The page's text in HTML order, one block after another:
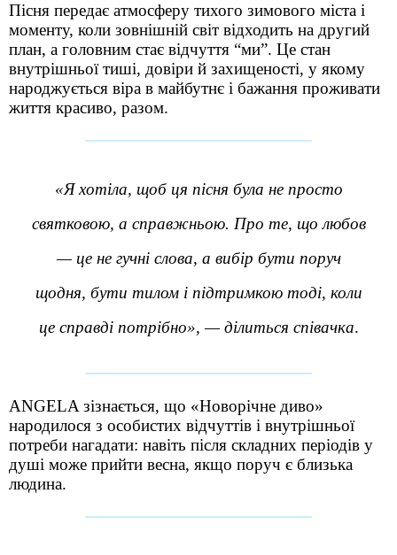
Пісня передає атмосферу тихого зимового міста і
моменту, коли зовнішній світ відходить на другий
план, а головним стає відчуття “ми”. Це стан
внутрішньої тиші, довіри й захищеності, у якому
народжується віра в майбутнє і бажання проживати
життя красиво, разом.
«Я хотіла, щоб ця пісня була не просто
святковою, а справжньою. Про те, що любов
— це не гучні слова, а вибір бути поруч
щодня, бути тилом і підтримкою тоді, коли
це справді потрібно», — ділиться співачка.
ANGELA зізнається, що «Новорічне диво»
народилося з особистих відчуттів і внутрішньої
потреби нагадати: навіть після складних періодів у
душі може прийти весна, якщо поруч є близька
людина.